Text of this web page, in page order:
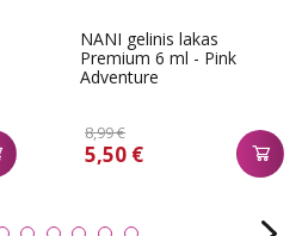
NANI gelinis lakas
Premium 6 ml - Pink
Adventure
8,99 €
5,50 €